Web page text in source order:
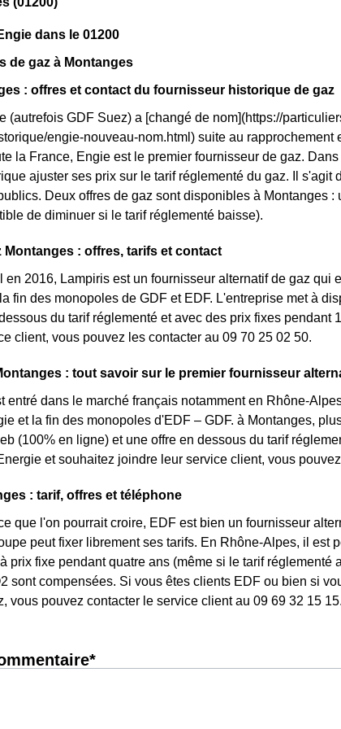
dans le 01200
de gaz à Montanges
: offres et contact du fournisseur historique de gaz
(autrefois GDF Suez) a [changé de nom](https://
engie-nouveau-nom.html) suite au rapprochement
la France, Engie est le premier fournisseur de gaz.
ajuster ses prix sur le tarif réglementé du gaz. Il s'agit
Deux offres de gaz sont disponibles à Montanges :
de diminuer si le tarif réglementé baisse).
Montanges : offres, tarifs et contact
en 2016, Lampiris est un fournisseur alternatif de gaz
fin des monopoles de GDF et EDF. L'entreprise met à
du tarif réglementé et avec des prix fixes pendant
client, vous pouvez les contacter au 09 70 25 02 50.
: tout savoir sur le premier fournisseur
entré dans le marché français notamment en Rhône-
et la fin des monopoles d'EDF – GDF. à Montanges,
(100% en ligne) et une offre en dessous du tarif
et souhaitez joindre leur service client, vous
: tarif, offres et téléphone
que l'on pourrait croire, EDF est bien un fournisseur
peut fixer librement ses tarifs. En Rhône-Alpes, il est
prix fixe pendant quatre ans (même si le tarif
sont compensées. Si vous êtes clients EDF ou bien si
vous pouvez contacter le service client au 09 69 32 15 15.